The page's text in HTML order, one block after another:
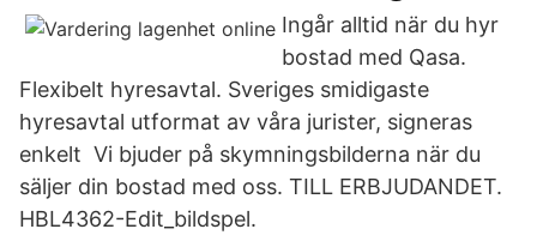
Ingår alltid när du hyr
bostad med Qasa.
Flexibelt hyresavtal. Sveriges smidigaste
hyresavtal utformat av våra jurister, signeras
enkelt Vi bjuder på skymningsbilderna när du
säljer din bostad med oss. TILL ERBJUDANDET.
HBL4362-Edit_bildspel.